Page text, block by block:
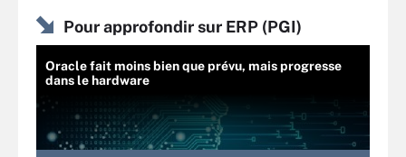
Pour approfondir sur ERP (PGI)
Oracle fait moins bien que prévu, mais progresse
dans le hardware